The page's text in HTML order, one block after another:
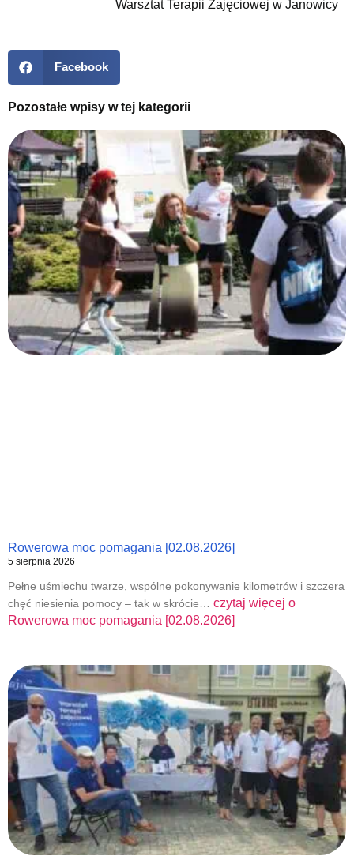
Warsztat Terapii Zajęciowej w Janowicy
Facebook
Pozostałe wpisy w tej kategorii
Rowerowa moc pomagania [02.08.2026]
5 sierpnia 2026
Pełne uśmiechu twarze, wspólne pokonywanie kilometrów i szczera
chęć niesienia pomocy – tak w skrócie… czytaj więcej o
Rowerowa moc pomagania [02.08.2026]